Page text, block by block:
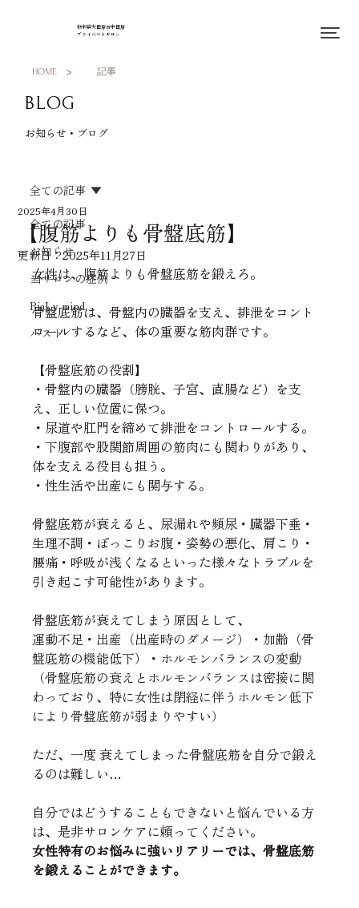
栃木県大田原市中田原
プライベートサロン
全ての記事
お知らせ
当サロンの症例
RiaLy mind
バスト
全ての記事
【腹筋よりも骨盤底筋】
2025年4月30日
更新日：2025年11月27日
女性は、腹筋よりも骨盤底筋を鍛えろ。
骨盤底筋は、骨盤内の臓器を支え、排泄をコント
ロールするなど、体の重要な筋肉群です。
【骨盤底筋の役割】
・骨盤内の臓器（膀胱、子宮、直腸など）を支
え、正しい位置に保つ﻿。
・尿道や肛門を締めて排泄をコントロールする﻿。
・下腹部や股関節周囲の筋肉にも関わりがあり、
体を支える役目も担う﻿。
・性生活や出産にも関与する﻿。
骨盤底筋が衰えると、尿漏れや頻尿・臓器下垂・
生理不調・ぽっこりお腹・姿勢の悪化、肩こり・
腰痛・呼吸が浅くなるといった様々なトラブルを
引き起こす可能性があります。﻿
骨盤底筋が衰えてしまう原因として、
運動不足・出産（出産時のダメージ）・加齢（骨
盤底筋の機能低下）・ホルモンバランスの変動
（骨盤底筋の衰えとホルモンバランスは密接に関
わっており、特に女性は閉経に伴うホルモン低下
により骨盤底筋が弱まりやすい）
ただ、一度 衰えてしまった骨盤底筋を自分で鍛え
るのは難しい…
自分ではどうすることもできないと悩んでいる方
は、是非サロンケアに頼ってください。
女性特有のお悩みに強いリアリーでは、骨盤底筋
を鍛えることができます。
HOME > 記事
BLOG
お知らせ・ブログ